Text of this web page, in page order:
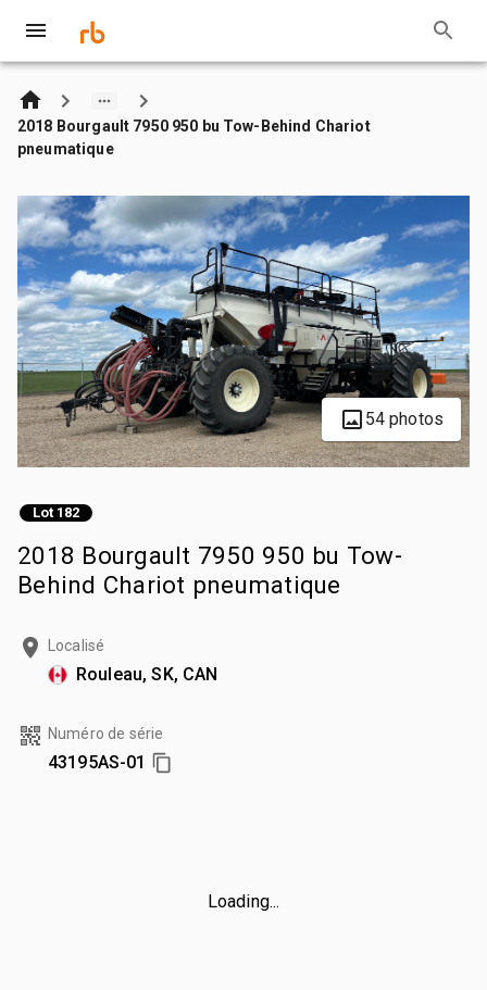
2018 Bourgault 7950 950 bu Tow-Behind Chariot
pneumatique
54 photos
Lot 182
2018 Bourgault 7950 950 bu Tow-
Behind Chariot pneumatique
Localisé
Rouleau, SK, CAN
Numéro de série
43195AS-01
Loading...